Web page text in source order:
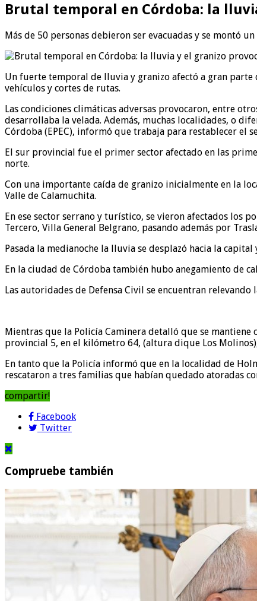
Brutal temporal en Córdoba: la
Más de 50 personas debieron ser evacuadas y se montó
Un fuerte temporal de lluvia y granizo afectó a gran parte
vehículos y cortes de rutas.
Las condiciones climáticas adversas provocaron, entre
desarrollaba la velada. Además, muchas localidades, o
Córdoba (EPEC), informó que trabaja para restablecer el
El sur provincial fue el primer sector afectado en las
norte.
Con una importante caída de granizo inicialmente en la
Valle de Calamuchita.
En ese sector serrano y turístico, se vieron afectados los
Tercero, Villa General Belgrano, pasando además por
Pasada la medianoche la lluvia se desplazó hacia la
En la ciudad de Córdoba también hubo anegamiento de
Las autoridades de Defensa Civil se encuentran
Mientras que la Policía Caminera detalló que se
provincial 5, en el kilómetro 64, (altura dique Los
En tanto que la Policía informó que en la localidad de
rescataron a tres familias que habían quedado atoradas
compartir!
Facebook
Twitter
Compruebe también